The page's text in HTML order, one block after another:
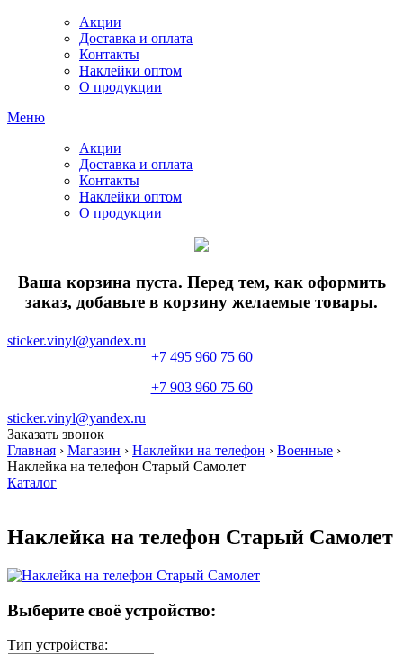
Акции
Доставка и оплата
Контакты
Наклейки оптом
О продукции
Меню
Акции
Доставка и оплата
Контакты
Наклейки оптом
О продукции
Ваша корзина пуста. Перед тем, как оформить
заказ, добавьте в корзину желаемые товары.
sticker.vinyl@yandex.ru
+7 495 960 75 60
+7 903 960 75 60
sticker.vinyl@yandex.ru
Заказать звонок
Главная › Магазин › Наклейки на телефон › Военные ›
Наклейка на телефон Старый Самолет
Каталог
Наклейка на телефон Старый Самолет
Выберите своё устройство:
Тип устройства: